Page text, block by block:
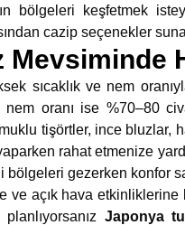
bölgeleri keşfetmek
cazip seçenekler
Mevsiminde
sıcaklık ve nem
oranı ise %70–80
tişörtler, ince bluzlar,
rahat etmenize
bölgeleri gezerken konfor
ve açık hava
Japonya